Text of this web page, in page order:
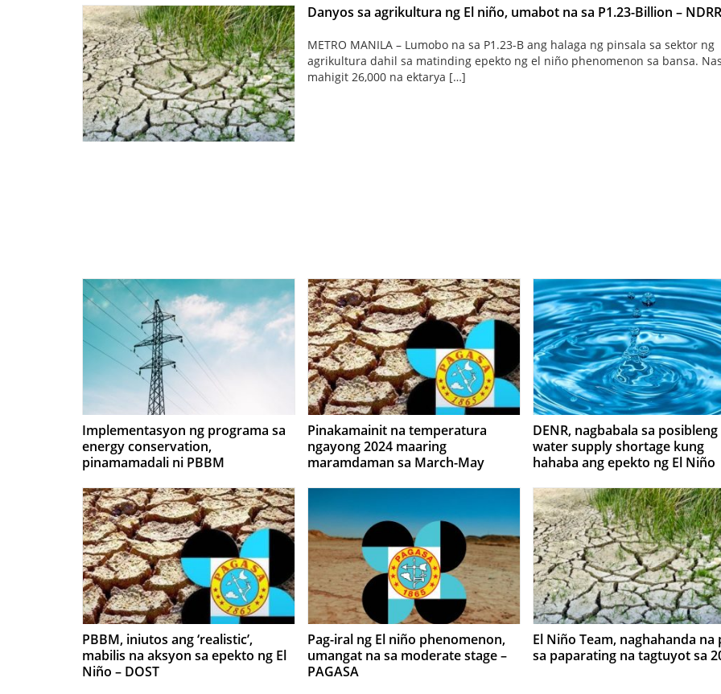
Danyos sa agrikultura ng El niño, umabot na sa P1.23-Billion –
METRO MANILA – Lumobo na sa P1.23-B ang halaga ng pinsala sa sektor ng
agrikultura dahil sa matinding epekto ng el niño phenomenon sa bansa.
mahigit 26,000 na ektarya […]
Implementasyon ng programa sa
energy conservation,
pinamamadali ni PBBM
Pinakamainit na temperatura
ngayong 2024 maaring
maramdaman sa March-May
DENR, nagbabala sa posibleng
water supply shortage kung
hahaba ang epekto ng El Niño
PBBM, iniutos ang ‘realistic’,
mabilis na aksyon sa epekto ng El
Niño – DOST
Pag-iral ng El niño phenomenon,
umangat na sa moderate stage –
PAGASA
El Niño Team, naghahanda na
sa paparating na tagtuyot sa